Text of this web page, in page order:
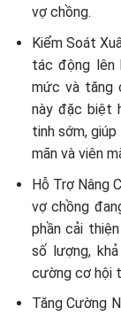
vợ chồng.
Kiểm Soát
tác động lên
mức và tăng
này đặc biệt
tinh sớm,
mãn và viên
Hỗ Trợ Nâng
vợ chồng
phần cải
số lượng,
cường cơ hội
Tăng Cường